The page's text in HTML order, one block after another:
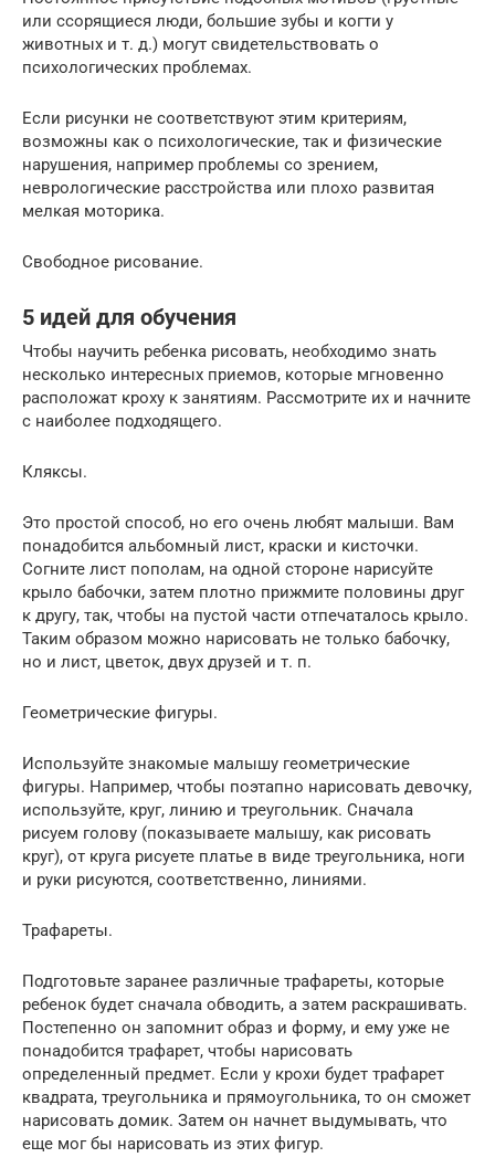
или ссорящиеся люди, большие зубы и когти у
животных и т. д.) могут свидетельствовать о
психологических проблемах.
Если рисунки не соответствуют этим критериям,
возможны как о психологические, так и физические
нарушения, например проблемы со зрением,
неврологические расстройства или плохо развитая
мелкая моторика.
Свободное рисование.
5 идей для обучения
Чтобы научить ребенка рисовать, необходимо знать
несколько интересных приемов, которые мгновенно
расположат кроху к занятиям. Рассмотрите их и начните
с наиболее подходящего.
Кляксы.
Это простой способ, но его очень любят малыши. Вам
понадобится альбомный лист, краски и кисточки.
Согните лист пополам, на одной стороне нарисуйте
крыло бабочки, затем плотно прижмите половины друг
к другу, так, чтобы на пустой части отпечаталось крыло.
Таким образом можно нарисовать не только бабочку,
но и лист, цветок, двух друзей и т. п.
Геометрические фигуры.
Используйте знакомые малышу геометрические
фигуры. Например, чтобы поэтапно нарисовать девочку,
используйте, круг, линию и треугольник. Сначала
рисуем голову (показываете малышу, как рисовать
круг), от круга рисуете платье в виде треугольника, ноги
и руки рисуются, соответственно, линиями.
Трафареты.
Подготовьте заранее различные трафареты, которые
ребенок будет сначала обводить, а затем раскрашивать.
Постепенно он запомнит образ и форму, и ему уже не
понадобится трафарет, чтобы нарисовать
определенный предмет. Если у крохи будет трафарет
квадрата, треугольника и прямоугольника, то он сможет
нарисовать домик. Затем он начнет выдумывать, что
еще мог бы нарисовать из этих фигур.